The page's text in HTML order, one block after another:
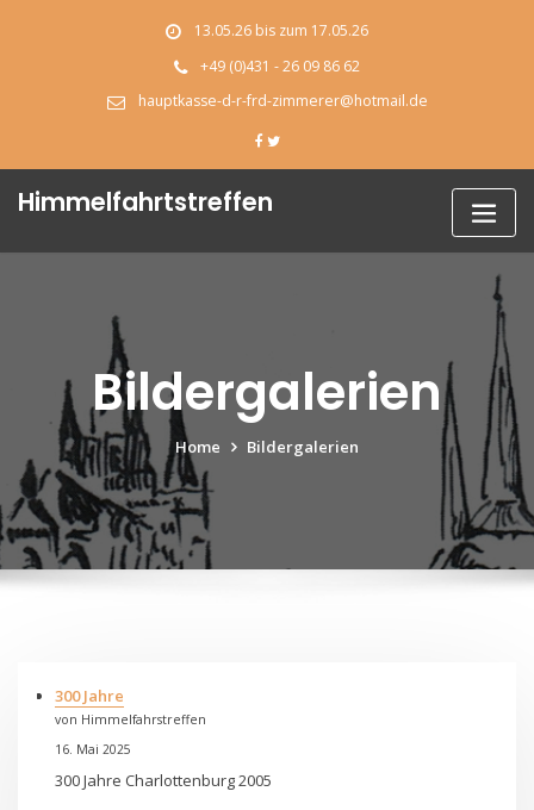
13.05.26 bis zum 17.05.26
+49 (0)431 - 26 09 86 62
hauptkasse-d-r-frd-zimmerer@hotmail.de
Himmelfahrtstreffen
Bildergalerien
Home Bildergalerien
300 Jahre
von Himmelfahrstreffen
16. Mai 2025
300 Jahre Charlottenburg 2005